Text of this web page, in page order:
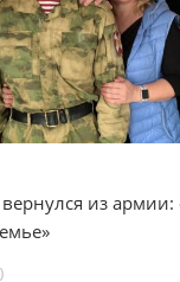
из армии: